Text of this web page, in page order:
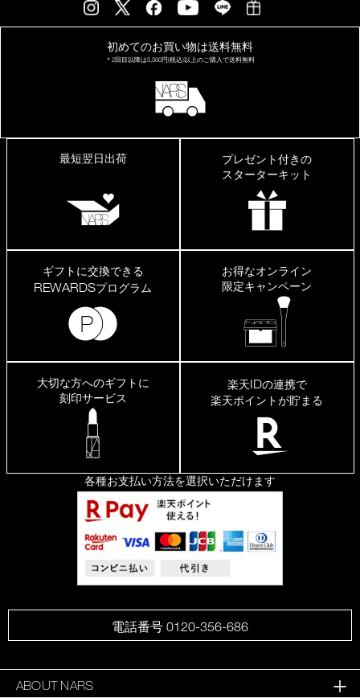
初めてのお買い物は送料無料
＊2回目以降は5,500円(税込)以上のご購入で送料無料
最短翌日出荷
プレゼント付きの
スターターキット
ギフトに交換できる
REWARDSプログラム
お得なオンライン
限定キャンペーン
大切な方へのギフトに
刻印サービス
楽天IDの連携で
楽天ポイントが貯まる
各種お支払い方法を選択いただけます
電話番号 0120-356-686
ABOUT NARS